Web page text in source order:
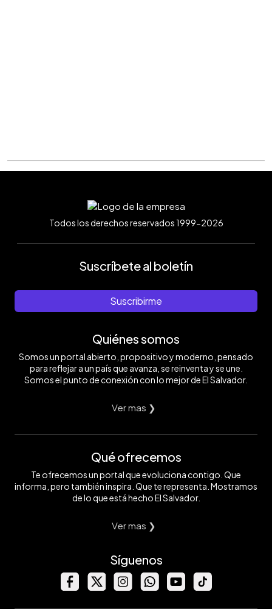
Todos los derechos reservados 1999-2026
Suscríbete al boletín
Suscribirme
Quiénes somos
Somos un portal abierto, propositivo y moderno, pensado
para reflejar a un país que avanza, se reinventa y se une.
Somos el punto de conexión con lo mejor de El Salvador.
Ver mas ❯
Qué ofrecemos
Te ofrecemos un portal que evoluciona contigo. Que
informa, pero también inspira. Que te representa. Mostramos
de lo que está hecho El Salvador.
Ver mas ❯
Síguenos